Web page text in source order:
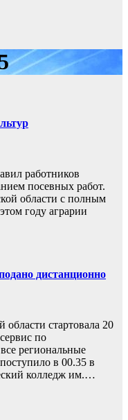
работников
посевных работ.
области с полным
году аграрии
дистанционно
стартовала 20
по
региональные
в 00.35 в
колледж им.…